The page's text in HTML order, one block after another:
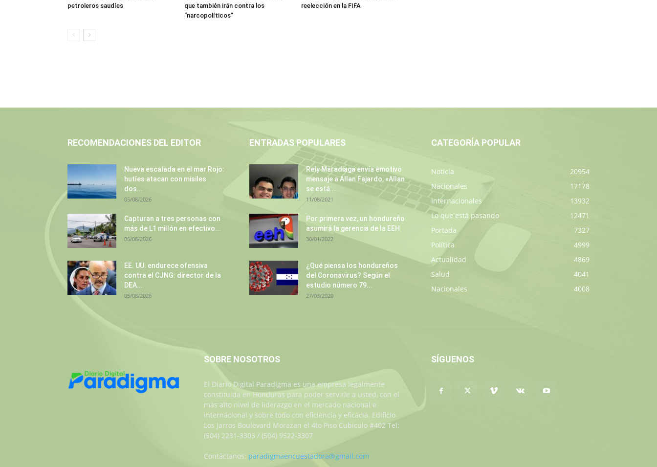
petroleros saudíes
que también irán contra los
“narcopolíticos”
reelección en la FIFA
RECOMENDACIONES DEL EDITOR
Nueva escalada en el mar Rojo:
hutíes atacan con misiles
dos...
05/08/2026
Capturan a tres personas con
más de L1 millón en efectivo...
05/08/2026
EE. UU. endurece ofensiva
contra el CJNG: director de la
DEA...
05/08/2026
ENTRADAS POPULARES
Rely Maradiaga envía emotivo
mensaje a Allan Fajardo, «Allan
se está...
11/08/2021
Por primera vez, un hondureño
asumirá la gerencia de la EEH
30/01/2022
¿Qué piensa los hondureños
del Coronavirus? Según el
estudio número 79...
27/03/2020
CATEGORÍA POPULAR
Noticia
20954
Nacionales
17178
Internacionales
13932
Lo que está pasando
12471
Portada
7327
Política
4999
Actualidad
4869
Salud
4041
Nacionales
4008
SOBRE NOSOTROS
El Diario Digital Paradigma es una empresa legalmente
constituida en Honduras para poder servirle a usted, con el
más alto nivel de liderazgo en el mercado nacional e
internacional y sobre todo con eficiencia y eficacia. Edificio
Los Jarros Boulevard Morazan el 4to Piso Cubiculo #402 Tel:
(504) 2231-3303 / (504) 9522-3307
Contáctanos: paradigmaencuestadora@gmail.com
SÍGUENOS